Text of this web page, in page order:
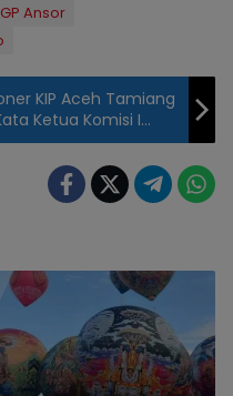
GP Ansor
KIP Aceh Tamiang
Ketua Komisi I